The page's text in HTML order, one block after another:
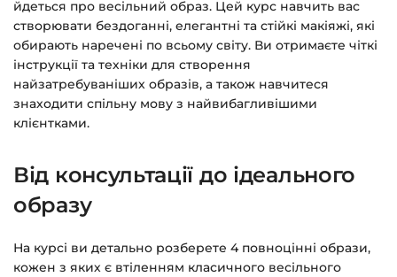
Доступ до курсів: без обмежень за часом.
Детальніше про оплату та безпеку — у довідці
>>>
йдеться про весільний образ. Цей курс навчить вас
створювати бездоганні, елегантні та стійкі макіяжі, які
обирають наречені по всьому світу. Ви отримаєте чіткі
інструкції та техніки для створення
найзатребуваніших образів, а також навчитеся
знаходити спільну мову з найвибагливішими
клієнтками.
Від консультації до ідеального
образу
На курсі ви детально розберете 4 повноцінні образи,
кожен з яких є втіленням класичного весільного